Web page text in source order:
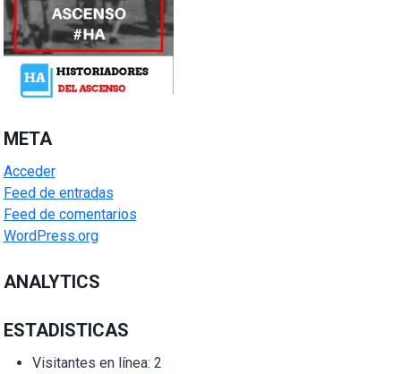
META
Acceder
Feed de entradas
Feed de comentarios
WordPress.org
ANALYTICS
ESTADISTICAS
Visitantes en línea: 2